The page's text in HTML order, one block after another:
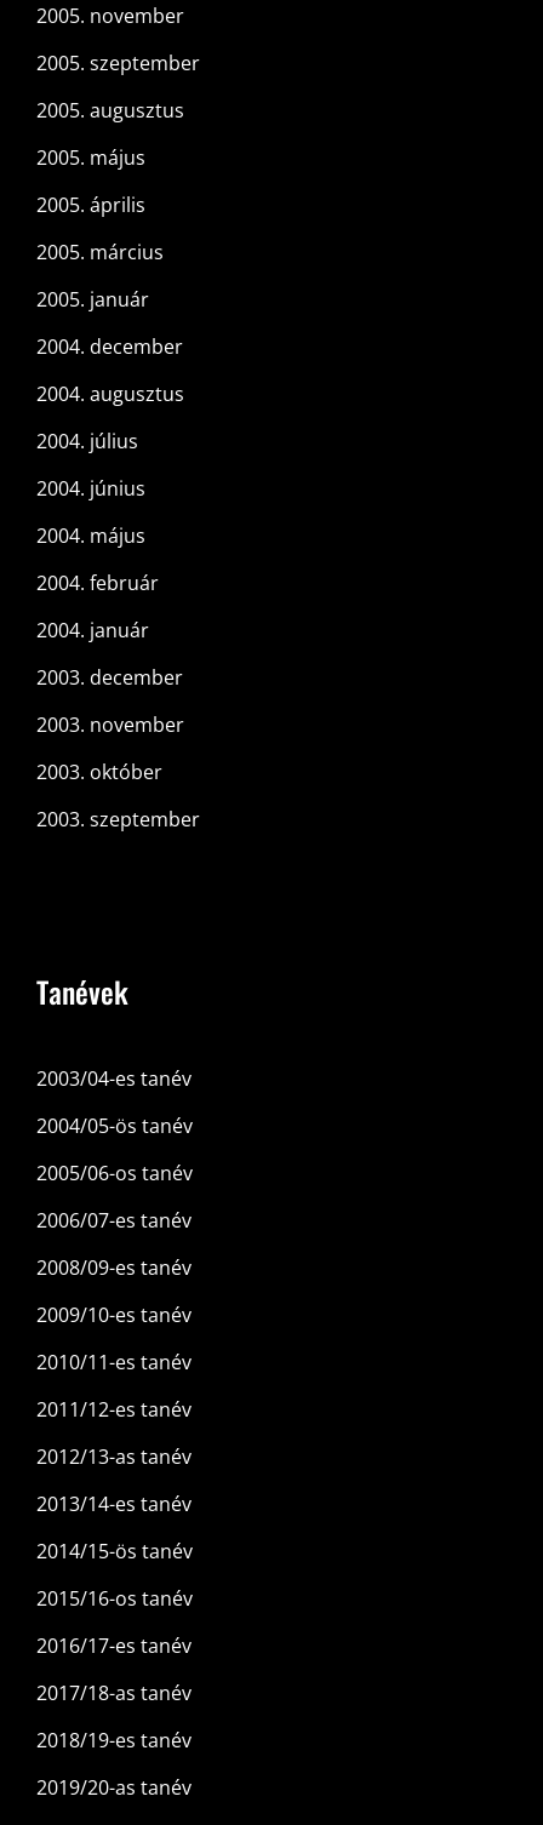
2005. november
2005. szeptember
2005. augusztus
2005. május
2005. április
2005. március
2005. január
2004. december
2004. augusztus
2004. július
2004. június
2004. május
2004. február
2004. január
2003. december
2003. november
2003. október
2003. szeptember
Tanévek
2003/04-es tanév
2004/05-ös tanév
2005/06-os tanév
2006/07-es tanév
2008/09-es tanév
2009/10-es tanév
2010/11-es tanév
2011/12-es tanév
2012/13-as tanév
2013/14-es tanév
2014/15-ös tanév
2015/16-os tanév
2016/17-es tanév
2017/18-as tanév
2018/19-es tanév
2019/20-as tanév